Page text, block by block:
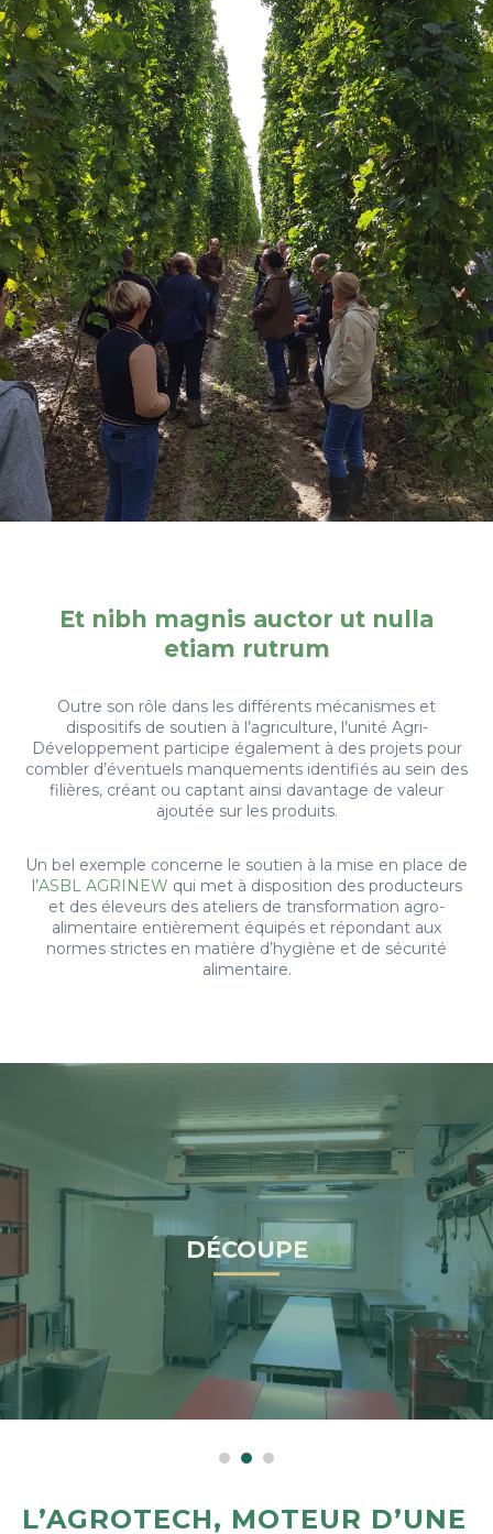
Et nibh magnis auctor ut nulla
etiam rutrum
Outre son rôle dans les différents mécanismes et
dispositifs de soutien à l’agriculture, l’unité Agri-
Développement participe également à des projets pour
combler d’éventuels manquements identifiés au sein des
filières, créant ou captant ainsi davantage de valeur
ajoutée sur les produits.
Un bel exemple concerne le soutien à la mise en place de
l’ASBL AGRINEW qui met à disposition des producteurs
et des éleveurs des ateliers de transformation agro-
alimentaire entièrement équipés et répondant aux
normes strictes en matière d’hygiène et de sécurité
alimentaire.
DÉCOUPE
L’AGROTECH, MOTEUR D’UNE